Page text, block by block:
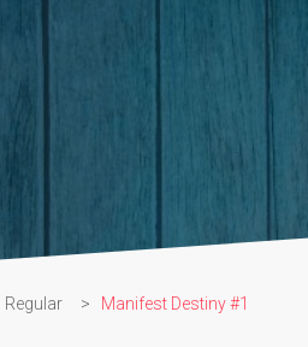
Regular > Manifest Destiny #1